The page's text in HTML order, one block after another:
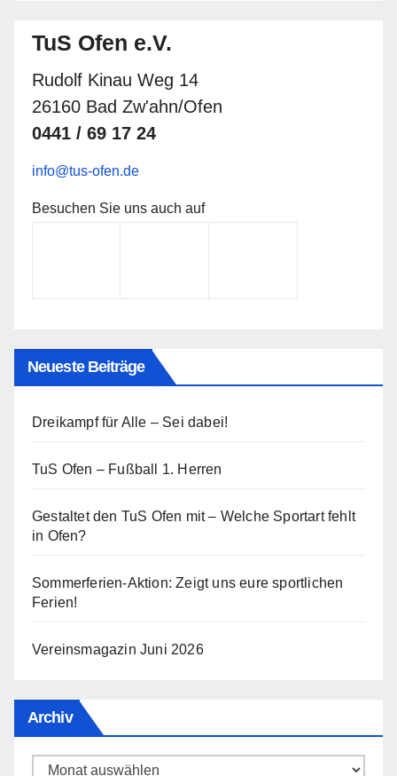
TuS Ofen e.V.
Rudolf Kinau Weg 14
26160 Bad Zw'ahn/Ofen
0441 / 69 17 24
info@tus-ofen.de
Besuchen Sie uns auch auf
Neueste Beiträge
Dreikampf für Alle – Sei dabei!
TuS Ofen – Fußball 1. Herren
Gestaltet den TuS Ofen mit – Welche Sportart fehlt
in Ofen?
Sommerferien-Aktion: Zeigt uns eure sportlichen
Ferien!
Vereinsmagazin Juni 2026
Archiv
Archiv